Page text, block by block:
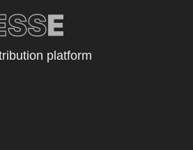
platform